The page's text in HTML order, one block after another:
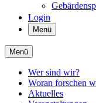
Login
Menü
Menü
Wer sind wir?
Woran forschen
Aktuelles